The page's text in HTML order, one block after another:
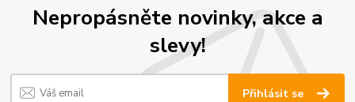
Nepropásněte novinky, akce a
slevy!
Přihlásit se